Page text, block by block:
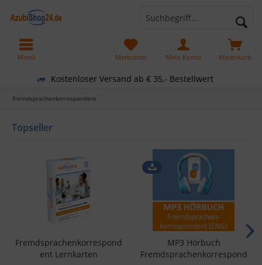
Kostenloser Versand ab € 35,- Bestellwert
Warenkorb
Merkzettel Mein Konto
Menü
Fremdsprachenkorrespondent
Topseller
Fremdsprachenkorrespond
ent Lernkarten
MP3 Hörbuch
Fremdsprachenkorrespond